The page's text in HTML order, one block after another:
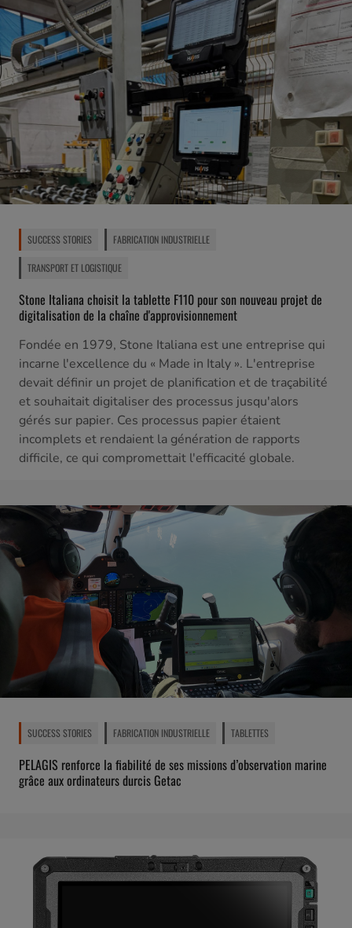
SUCCESS STORIES FABRICATION INDUSTRIELLE
TRANSPORT ET LOGISTIQUE
Stone Italiana choisit la tablette F110 pour son nouveau projet de
digitalisation de la chaîne d'approvisionnement
Fondée en 1979, Stone Italiana est une entreprise qui
incarne l'excellence du « Made in Italy ». L'entreprise
devait définir un projet de planification et de traçabilité
et souhaitait digitaliser des processus jusqu'alors
gérés sur papier. Ces processus papier étaient
incomplets et rendaient la génération de rapports
difficile, ce qui compromettait l'efficacité globale.
SUCCESS STORIES FABRICATION INDUSTRIELLE TABLETTES
PELAGIS renforce la fiabilité de ses missions d’observation marine
grâce aux ordinateurs durcis Getac